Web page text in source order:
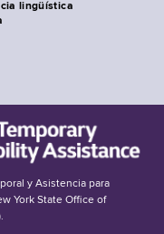
lingüística
y Asistencia para
York State Office of